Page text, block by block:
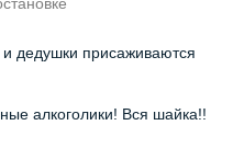
дедушки присаживаются
алкоголики! Вся шайка!!